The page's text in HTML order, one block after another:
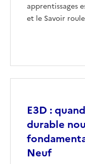
apprentissages
et le Savoir
E3D :
durable
Neuf